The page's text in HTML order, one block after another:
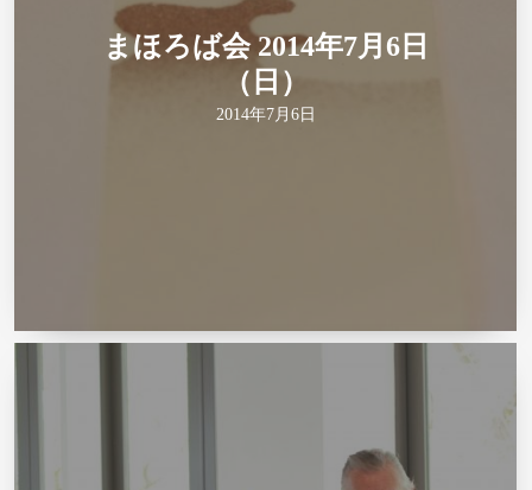
まほろば会 2014年7月6日
（日）
2014年7月6日